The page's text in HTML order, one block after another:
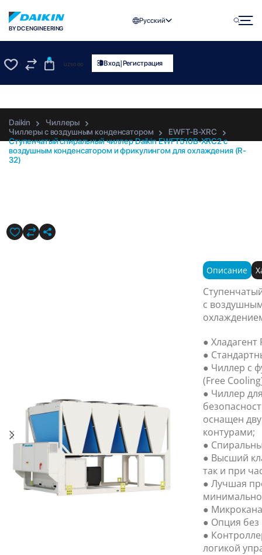
BY DC ENGINEERING
Русский
0
UZS0.00 Вход|Регистрация
Daikin
Чиллеры
Чиллеры с воздушным конденсатором
EWFT-B-XRC
Ступенчатый спиральный чиллер Daikin EWFT510B-XRC2 с
воздушным конденсатором и фрикулингом для охлаждения (R-
32)
Описание
с
● Хладагент
●
● Чиллер с
(Free
● Чиллер
оснащен
контурами;
●
● Высший
так и при
● Лучшая
●
● Опция без
●
логикой